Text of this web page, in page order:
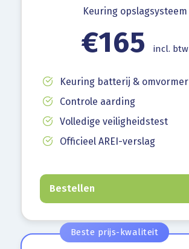
Keuring opslagsysteem
€165incl. btw
Keuring batterij & omvormer
Controle aarding
Volledige veiligheidstest
Officieel AREI-verslag
Bestellen
Beste prijs-kwaliteit